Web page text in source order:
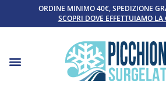
ORDINE MINIMO 40€, SPEDIZIONE
SCOPRI DOVE EFFETTUIAMO LA